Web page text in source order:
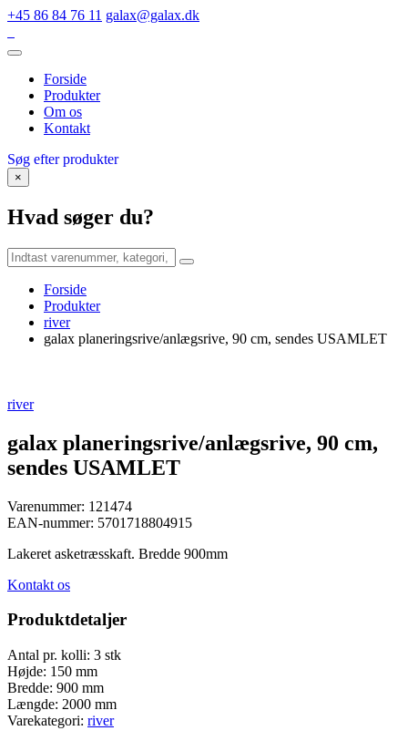
+45 86 84 76 11 galax@galax.dk
Forside
Produkter
Om os
Kontakt
Søg efter produkter
×
Hvad søger du?
Forside
Produkter
river
galax planeringsrive/anlægsrive, 90 cm, sendes USAMLET
river
galax planeringsrive/anlægsrive, 90 cm,
sendes USAMLET
Varenummer: 121474
EAN-nummer: 5701718804915
Lakeret asketræsskaft. Bredde 900mm
Kontakt os
Produktdetaljer
Antal pr. kolli: 3 stk
Højde: 150 mm
Bredde: 900 mm
Længde: 2000 mm
Varekategori: river